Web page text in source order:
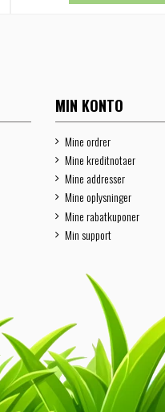
MIN KONTO
Mine ordrer
Mine kreditnotaer
Mine addresser
Mine oplysninger
Mine rabatkuponer
Min support